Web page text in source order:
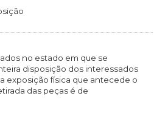
no estado em que se
disposição dos interessados
exposição física que antecede o
das peças é de